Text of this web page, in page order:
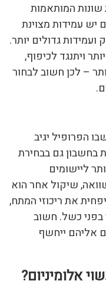
שונות המותאמות
יש עמידות מצוינת
ועמידות גדולים יותר.
ויתנגד לכיפוף,
– לכן חשוב לבחור
הפרופיל יגיב
בחשבון גם בבחירת
ליישומים
שיקול אחר הוא
את ריכוזי המתח,
כשל. חשוב
אליהם ייחשף
אלומיניום?